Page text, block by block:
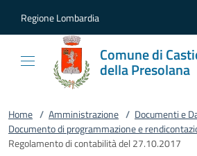
Regione Lombardia
Comune di
della Presolana
Home / Amministrazione / Documenti e
Documento di programmazione e
Regolamento di contabilità del 27.10.2017